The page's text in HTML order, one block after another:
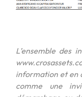
L’ensemble des
information et en
comme une